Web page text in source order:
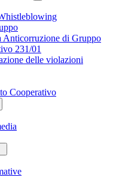
Anticorruzione di Gruppo
231/01
delle violazioni
Cooperativo